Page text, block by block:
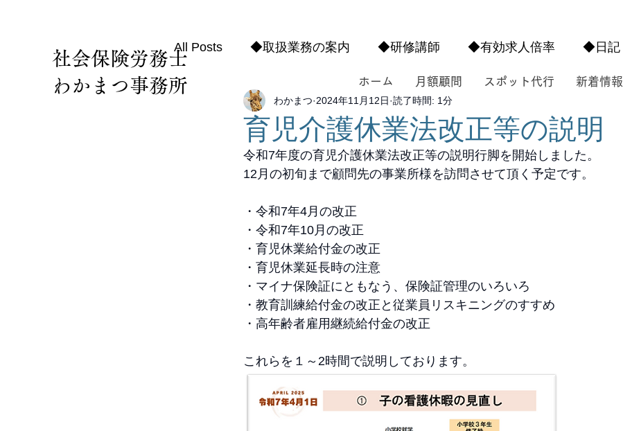
社会保険労務士
わかまつ事務所
ホーム 月額顧問 スポット代行 新着情報
All Posts ◆取扱業務の案内 ◆研修講師 ◆有効求人倍率 ◆日記
育児介護休業法改正等の説明
わかまつ 2024年11月12日 読了時間: 1分
令和7年度の育児介護休業法改正等の説明行脚を開始しました。
12月の初旬まで顧問先の事業所様を訪問させて頂く予定です。
・令和7年4月の改正
・令和7年10月の改正
・育児休業給付金の改正
・育児休業延長時の注意
・マイナ保険証にともなう、保険証管理のいろいろ
・教育訓練給付金の改正と従業員リスキニングのすすめ
・高年齢者雇用継続給付金の改正
これらを１～2時間で説明しております。